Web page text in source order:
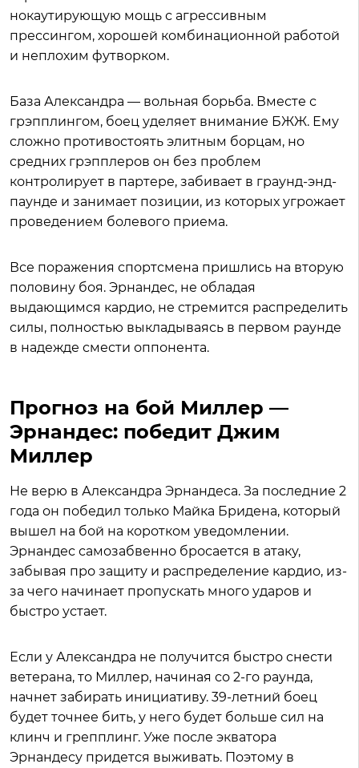
нокаутирующую мощь с агрессивным
прессингом, хорошей комбинационной работой
и неплохим футворком.
База Александра — вольная борьба. Вместе с
грэпплингом, боец уделяет внимание БЖЖ. Ему
сложно противостоять элитным борцам, но
средних грэпплеров он без проблем
контролирует в партере, забивает в граунд-энд-
паунде и занимает позиции, из которых угрожает
проведением болевого приема.
Все поражения спортсмена пришлись на вторую
половину боя. Эрнандес, не обладая
выдающимся кардио, не стремится распределить
силы, полностью выкладываясь в первом раунде
в надежде смести оппонента.
Прогноз на бой Миллер —
Эрнандес: победит Джим
Миллер
Не верю в Александра Эрнандеса. За последние 2
года он победил только Майка Бридена, который
вышел на бой на коротком уведомлении.
Эрнандес самозабвенно бросается в атаку,
забывая про защиту и распределение кардио, из-
за чего начинает пропускать много ударов и
быстро устает.
Если у Александра не получится быстро снести
ветерана, то Миллер, начиная со 2-го раунда,
начнет забирать инициативу. 39-летний боец
будет точнее бить, у него будет больше сил на
клинч и грепплинг. Уже после экватора
Эрнандесу придется выживать. Поэтому в